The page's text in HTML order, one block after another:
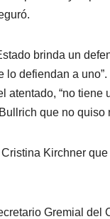
brinda un
defiendan a
“no
que no quiso
Kirchner
Gremial